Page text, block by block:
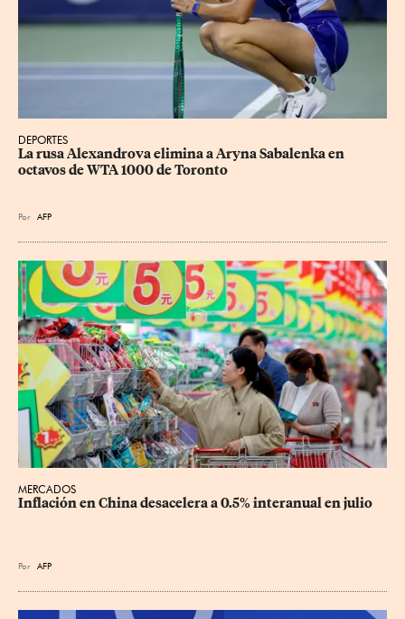
DEPORTES
La rusa Alexandrova elimina a Aryna Sabalenka en
octavos de WTA 1000 de Toronto
Por AFP
MERCADOS
Inflación en China desacelera a 0.5% interanual en julio
Por AFP